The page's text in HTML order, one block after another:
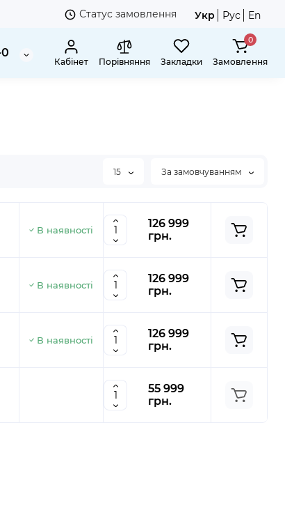
Статус замовлення Укр Рус En
Кабінет Порівняння Закладки
0
Замовлення
15 За замовчуванням
В наявності
126 999
грн.
В наявності
126 999
грн.
В наявності
126 999
грн.
55 999
грн.